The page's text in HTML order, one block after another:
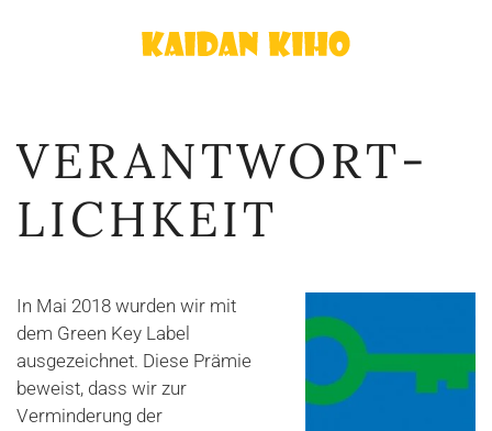
VERANTWORT­
LICHKEIT
In Mai 2018 wurden wir mit
dem Green Key Label
ausgezeichnet. Diese Prämie
beweist, dass wir zur
Verminderung der